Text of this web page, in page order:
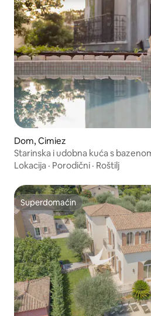
Dom, Cimiez
Starinska i udobna kuća s
Lokacija · Porodični · Roštilj
Superdomaćin
Superdomaćin